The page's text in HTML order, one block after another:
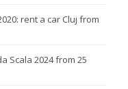
rent a car Cluj from
Scala 2024 from 25